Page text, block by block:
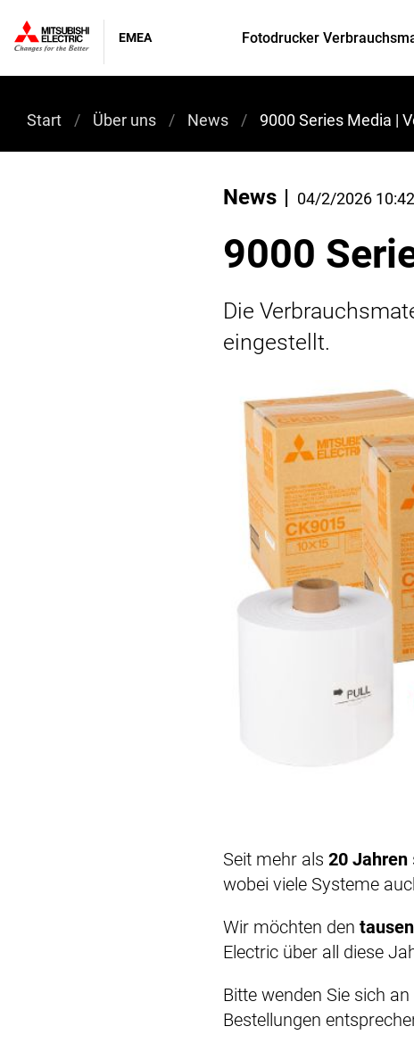
EMEA Fotodrucker
Start Über uns News 9000 Series Media |
News 04/2/2026 10:42
9000
Die
eingestellt.
Seit mehr als 20 Jahren
wobei viele Systeme
Wir möchten den
Electric über all diese
Bitte wenden Sie sich an
Bestellungen